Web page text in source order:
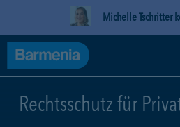
Michelle Tschritter
Rechtsschutz für